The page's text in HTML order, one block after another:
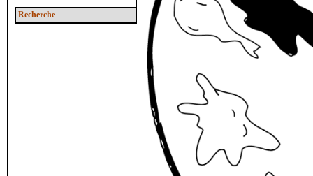
Recherche